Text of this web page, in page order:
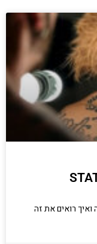
רואים את זה